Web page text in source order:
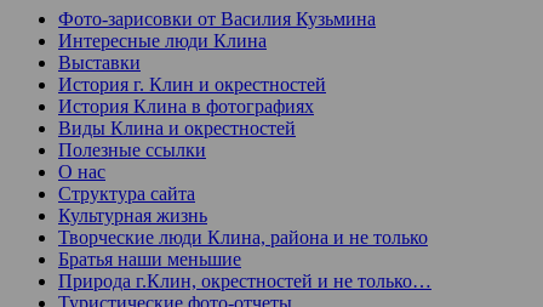
Фото-зарисовки от Василия Кузьмина
Интересные люди Клина
Выставки
История г. Клин и окрестностей
История Клина в фотографиях
Виды Клина и окрестностей
Полезные ссылки
О нас
Структура сайта
Культурная жизнь
Творческие люди Клина, района и не только
Братья наши меньшие
Природа г.Клин, окрестностей и не только…
Туристические фото-отчеты